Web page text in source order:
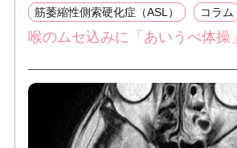
筋萎縮性側索硬化症（ASL） コラム